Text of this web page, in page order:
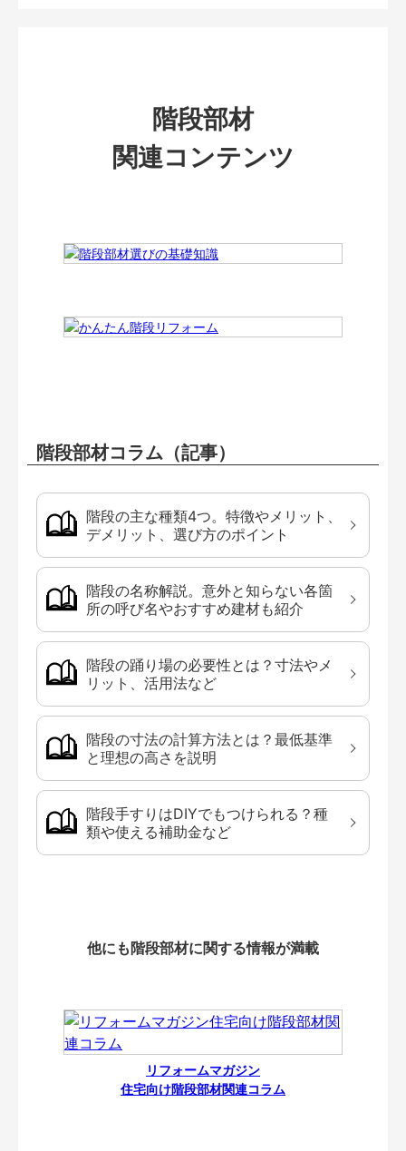
階段部材
関連コンテンツ
階段部材コラム（記事）
階段の主な種類4つ。特徴やメリット、
デメリット、選び方のポイント
階段の名称解説。意外と知らない各箇
所の呼び名やおすすめ建材も紹介
階段の踊り場の必要性とは？寸法やメ
リット、活用法など
階段の寸法の計算方法とは？最低基準
と理想の高さを説明
階段手すりはDIYでもつけられる？種
類や使える補助金など
他にも階段部材に関する情報が満載
リフォームマガジン
住宅向け階段部材関連コラム